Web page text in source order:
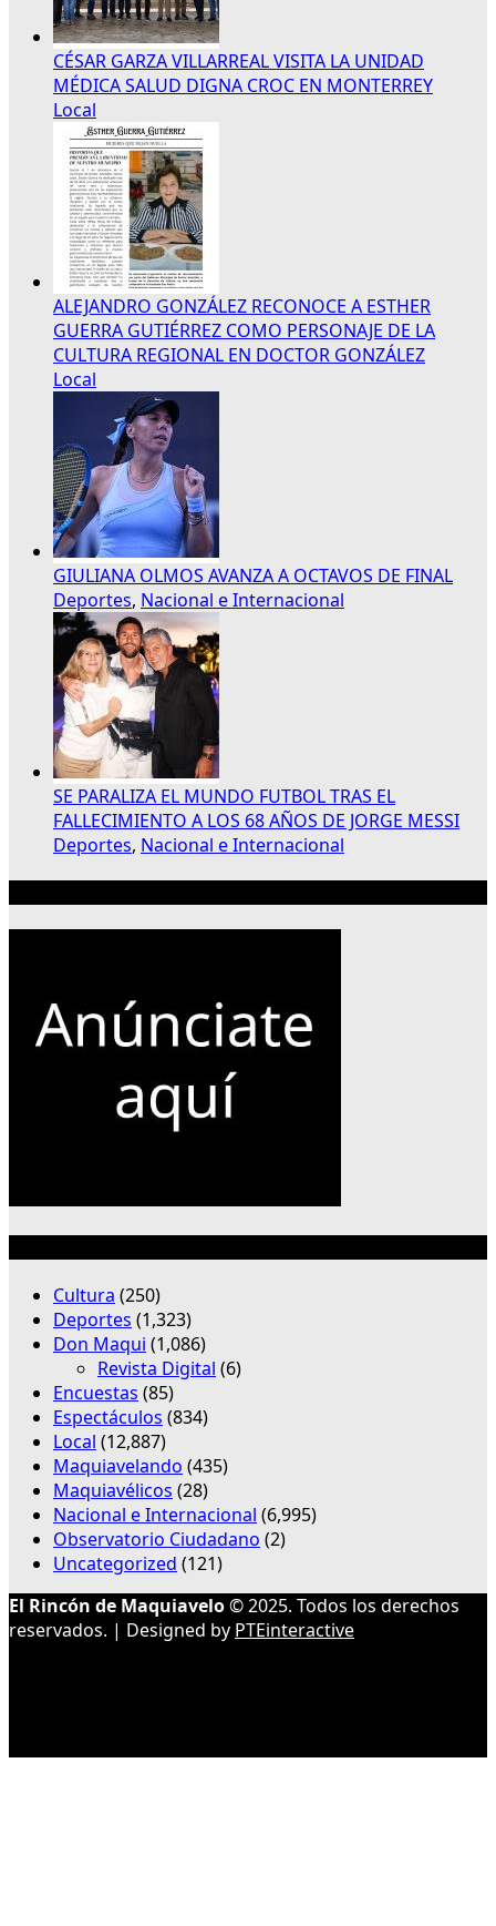
CÉSAR GARZA VILLARREAL VISITA LA UNIDAD
MÉDICA SALUD DIGNA CROC EN MONTERREY
Local
ALEJANDRO GONZÁLEZ RECONOCE A ESTHER
GUERRA GUTIÉRREZ COMO PERSONAJE DE LA
CULTURA REGIONAL EN DOCTOR GONZÁLEZ
Local
GIULIANA OLMOS AVANZA A OCTAVOS DE FINAL
Deportes, Nacional e Internacional
SE PARALIZA EL MUNDO FUTBOL TRAS EL
FALLECIMIENTO A LOS 68 AÑOS DE JORGE MESSI
Deportes, Nacional e Internacional
Cultura (250)
Deportes (1,323)
Don Maqui (1,086)
Revista Digital (6)
Encuestas (85)
Espectáculos (834)
Local (12,887)
Maquiavelando (435)
Maquiavélicos (28)
Nacional e Internacional (6,995)
Observatorio Ciudadano (2)
Uncategorized (121)
El Rincón de Maquiavelo© 2025. Todos los derechos
reservados. | Designed by PTEinteractive